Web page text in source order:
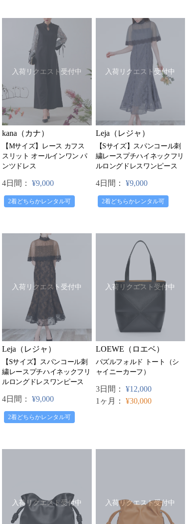
入荷リクエスト受付中
kana（カナ）
【Mサイズ】レース カフス
スリット オールインワン パ
ンツドレス
4日間： ¥9,000
2着どちらかレンタル可
入荷リクエスト受付中
Leja（レジャ）
【Sサイズ】スパンコール刺
繍レースプチハイネックフリ
ルロングドレスワンピース
4日間： ¥9,000
2着どちらかレンタル可
入荷リクエスト受付中
Leja（レジャ）
【Sサイズ】スパンコール刺
繍レースプチハイネックフリ
ルロングドレスワンピース
4日間： ¥9,000
2着どちらかレンタル可
入荷リクエスト受付中
LOEWE（ロエベ）
パズルフォルド トート（シ
ャイニーカーフ）
3日間： ¥12,000
1ヶ月： ¥30,000
入荷リクエスト受付中 入荷リクエスト受付中